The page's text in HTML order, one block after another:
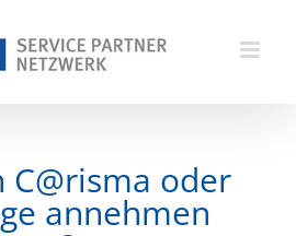
C@risma oder
annehmen